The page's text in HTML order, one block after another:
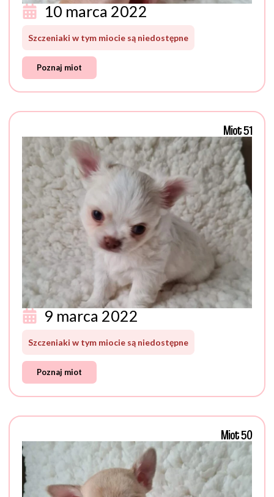
10 marca 2022
Szczeniaki w tym miocie są niedostępne
Poznaj miot
Miot 51
9 marca 2022
Szczeniaki w tym miocie są niedostępne
Poznaj miot
Miot 50